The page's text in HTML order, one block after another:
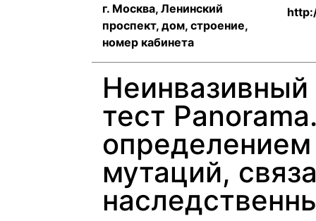
г. Москва, Ленинский
проспект, дом, строение,
номер кабинета
тест
определением
мутаций,